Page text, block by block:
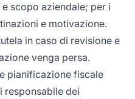
scopo aziendale; per i
e motivazione.
in caso di revisione e
venga persa.
pianificazione fiscale
responsabile dei